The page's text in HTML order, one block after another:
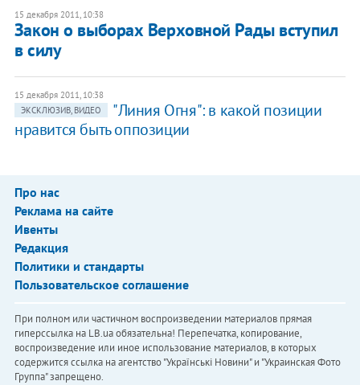
15 декабря 2011, 10:38
Закон о выборах Верховной Рады вступил
в силу
15 декабря 2011, 10:38
ЭКСКЛЮЗИВ, ВИДЕО
"Линия Огня": в какой позиции
нравится быть оппозиции
Про нас
Реклама на сайте
Ивенты
Редакция
Политики и стандарты
Пользовательское соглашение
При полном или частичном воспроизведении материалов прямая
гиперссылка на LB.ua обязательна! Перепечатка, копирование,
воспроизведение или иное использование материалов, в которых
содержится ссылка на агентство "Українськi Новини" и "Украинская Фото
Группа" запрещено.